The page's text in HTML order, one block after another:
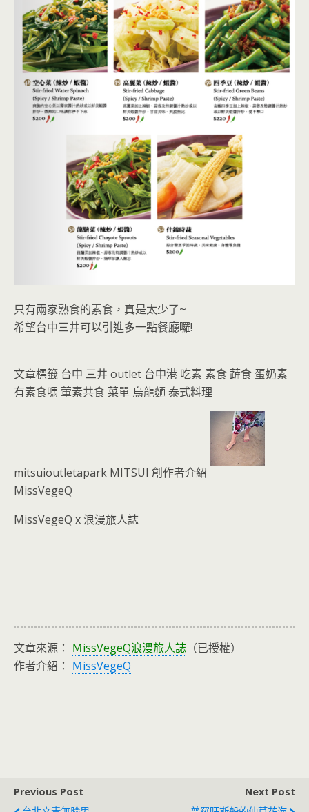
只有兩家熟食的素食，真是太少了~
希望台中三井可以引進多一點餐廳囉!
文章標籤 台中 三井 outlet 台中港 吃素 素食 蔬食 蛋奶素
有素食嗎 葷素共食 菜單 烏龍麵 泰式料理
mitsuioutletapark MITSUI 創作者介紹
MissVegeQ
MissVegeQ x 浪漫旅人誌
文章來源： ＭissVegeQ浪漫旅人誌 （已授權）
作者介紹： ＭissVegeQ
Previous Post
Next Post